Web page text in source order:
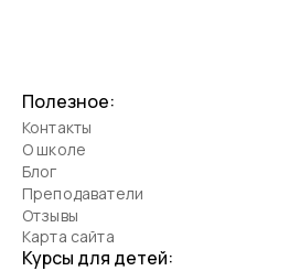
Полезное:
Контакты
О школе
Блог
Преподаватели
Отзывы
Карта сайта
Курсы для детей: